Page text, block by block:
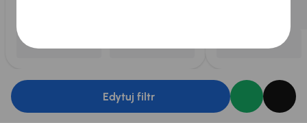
Edytuj filtr